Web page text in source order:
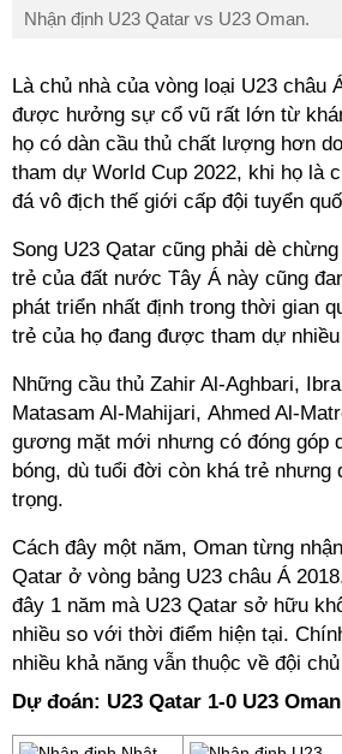
Nhận định U23 Qatar vs U23 Oman.
Là chủ nhà của vòng loại U23 châu
được hưởng sự cổ vũ rất lớn từ
họ có dàn cầu thủ chất lượng hơn
tham dự World Cup 2022, khi họ là
đá vô địch thế giới cấp đội tuyển
Song U23 Qatar cũng phải dè
trẻ của đất nước Tây Á này cũng
phát triển nhất định trong thời gian
trẻ của họ đang được tham dự
Những cầu thủ Zahir Al-Aghbari,
Matasam Al-Mahijari, Ahmed Al-
gương mặt mới nhưng có đóng góp
bóng, dù tuổi đời còn khá trẻ nhưng
trọng.
Cách đây một năm, Oman từng
Qatar ở vòng bảng U23 châu Á
đây 1 năm mà U23 Qatar sở hữu
nhiều so với thời điểm hiện tại.
nhiều khả năng vẫn thuộc về đội
Dự đoán: U23 Qatar 1-0 U23 Oman